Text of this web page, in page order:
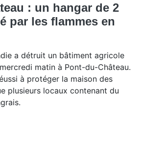
: un hangar de 2
par les flammes en
a détruit un bâtiment agricole
matin à Pont-du-Château.
à protéger la maison des
plusieurs locaux contenant du